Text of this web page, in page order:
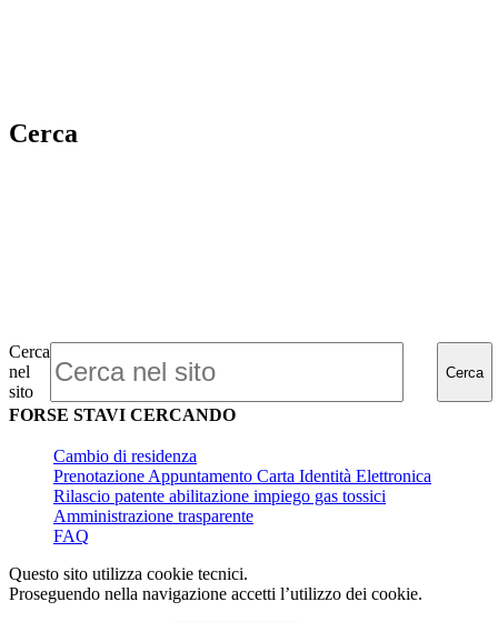
Cerca
Cerca
nel
sito
Cerca
FORSE STAVI CERCANDO
Cambio di residenza
Prenotazione Appuntamento Carta Identità Elettronica
Rilascio patente abilitazione impiego gas tossici
Amministrazione trasparente
FAQ
Questo sito utilizza cookie tecnici.
Proseguendo nella navigazione accetti l’utilizzo dei cookie.